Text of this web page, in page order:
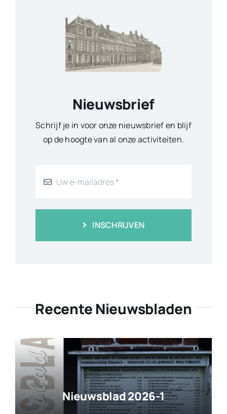
Nieuwsbrief
Schrijf je in voor onze nieuwsbrief en blijf
op de hoogte van al onze activiteiten.
INSCHRIJVEN
Recente Nieuwsbladen
Nieuwsblad 2026-1